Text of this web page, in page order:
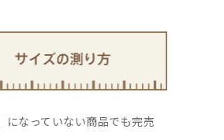
になっていない商品でも完売